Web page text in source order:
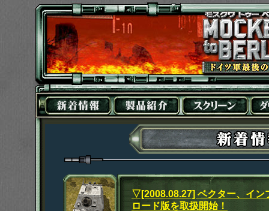
▽[2008.08.27] ベクター、イ
ロード版を取扱開始！